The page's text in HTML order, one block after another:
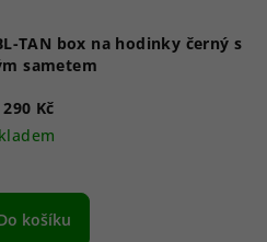
TAN box na hodinky černý s
sametem
Kč
košíku